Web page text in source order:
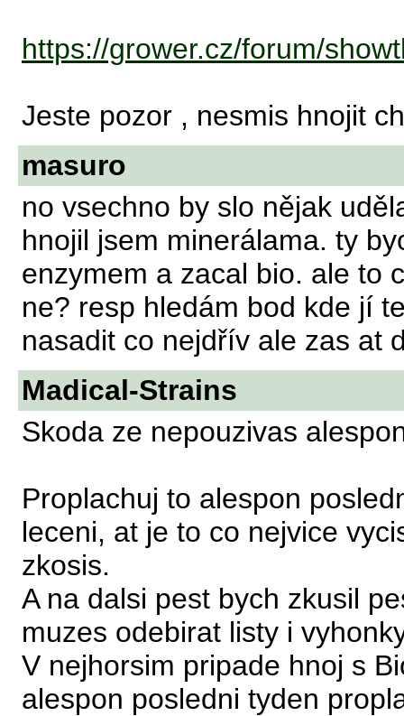
https://grower.cz/forum/
Jeste pozor , nesmis hnojit
masuro
no vsechno by slo nějak
hnojil jsem minerálama. ty
enzymem a zacal bio. ale to
ne? resp hledám bod kde jí
nasadit co nejdřív ale zas at
Madical-Strains
Skoda ze nepouzivas
Proplachuj to alespon
leceni, at je to co nejvice
zkosis.
A na dalsi pest bych zkusil
muzes odebirat listy i
V nejhorsim pripade hnoj s
alespon posledni tyden